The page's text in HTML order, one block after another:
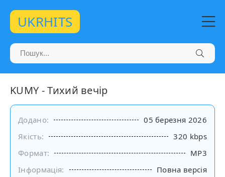
UKRHITS
KUMY - Тихий вечір
Додано:
05 березня 2026
Якість:
320 kbps
Формат:
MP3
Інформація:
Повна версія